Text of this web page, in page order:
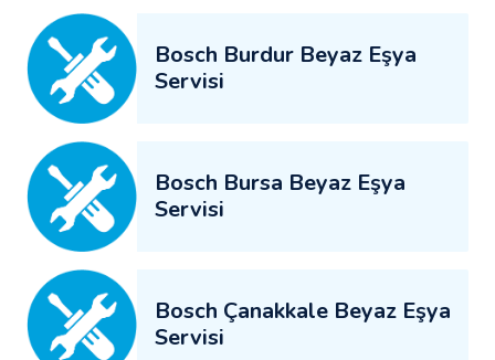
Bosch Burdur Beyaz Eşya
Servisi
Bosch Bursa Beyaz Eşya
Servisi
Bosch Çanakkale Beyaz Eşya
Servisi